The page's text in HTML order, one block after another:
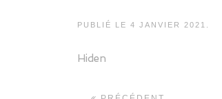
PUBLIÉ LE 4 JANVIER 2021
Hiden